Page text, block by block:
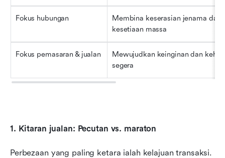
Fokus hubungan
Membina keserasian jenama dan
kesetiaan massa
Fokus pemasaran & jualan
Mewujudkan keinginan dan
segera
1. Kitaran jualan: Pecutan vs. maraton
Perbezaan yang paling ketara ialah kelajuan transaksi.